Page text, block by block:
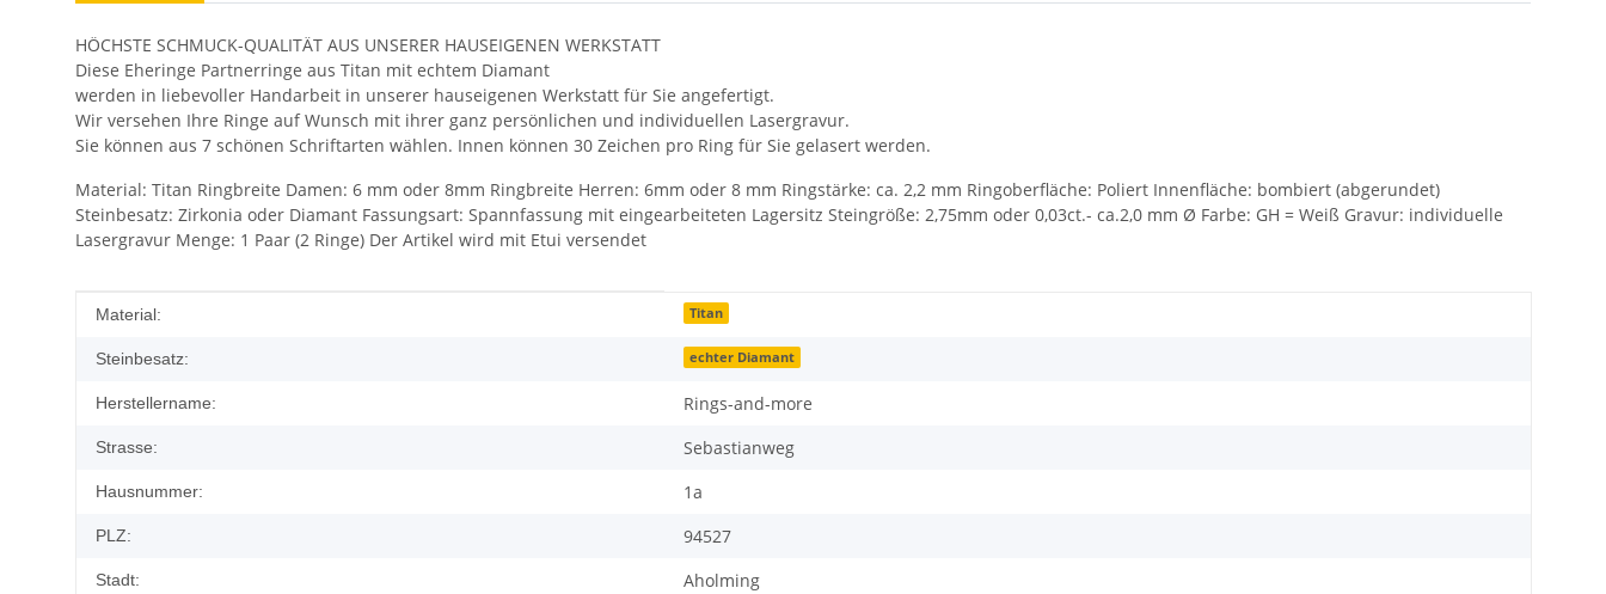
HÖCHSTE SCHMUCK-QUALITÄT AUS UNSERER HAUSEIGENEN WERKSTATT
Diese Eheringe Partnerringe aus Titan mit echtem Diamant
werden in liebevoller Handarbeit in unserer hauseigenen Werkstatt für Sie angefertigt.
Wir versehen Ihre Ringe auf Wunsch mit ihrer ganz persönlichen und individuellen Lasergravur.
Sie können aus 7 schönen Schriftarten wählen. Innen können 30 Zeichen pro Ring für Sie gelasert werden.
Material: Titan Ringbreite Damen: 6 mm oder 8mm Ringbreite Herren: 6mm oder 8 mm Ringstärke: ca. 2,2 mm Ringoberfläche: Poliert Innenfläche: bombiert (abgerundet)
Steinbesatz: Zirkonia oder Diamant Fassungsart: Spannfassung mit eingearbeiteten Lagersitz Steingröße: 2,75mm oder 0,03ct.- ca.2,0 mm Ø Farbe: GH = Weiß Gravur: individuelle
Lasergravur Menge: 1 Paar (2 Ringe) Der Artikel wird mit Etui versendet
Produkteigenschaft
Wert
Material: Titan
Steinbesatz: echter Diamant
Herstellername: Rings-and-more
Strasse: Sebastianweg
Hausnummer: 1a
PLZ: 94527
Stadt: Aholming